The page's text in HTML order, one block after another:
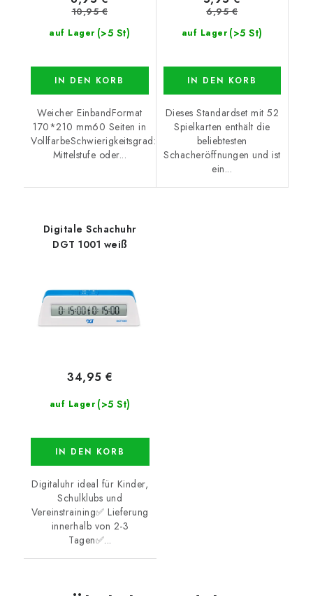
auf Lager (>5 St)
10,95 €
IN DEN KORB
Weicher EinbandFormat
170*210 mm60 Seiten in
VollfarbeSchwierigkeitsgrad:
Mittelstufe oder...
auf Lager (>5 St)
6,95 €
IN DEN KORB
Dieses Standardset mit 52
Spielkarten enthält die
beliebtesten
Schacheröffnungen und ist
ein...
Digitale Schachuhr
DGT 1001 weiß
auf Lager (>5 St)
34,95 €
IN DEN KORB
Digitaluhr ideal für Kinder,
Schulklubs und
Vereinstraining✅ Lieferung
innerhalb von 2-3
Tagen✅...